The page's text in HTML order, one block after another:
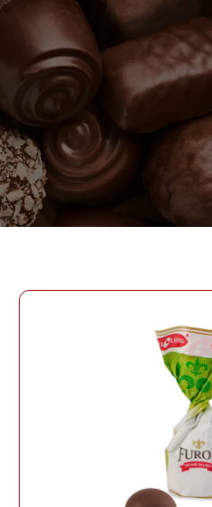
PHONE
ДАТА РОЖДЕНИЯ
КОД УЧАСТНИКА
ПАРОЛЬ
СОЗДАТЬ
PHONE
СОЗДАТЬ